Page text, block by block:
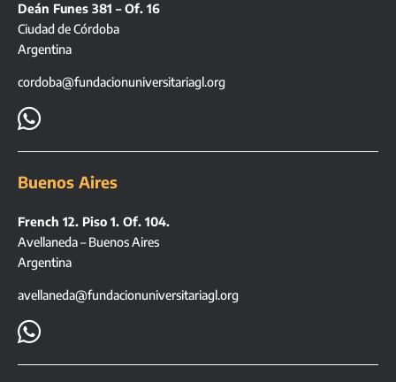
Deán Funes 381 – Of. 16
Ciudad de Córdoba
Argentina
cordoba@fundacionuniversitariagl.org

Buenos Aires
French 12. Piso 1. Of. 104.
Avellaneda – Buenos Aires
Argentina
avellaneda@fundacionuniversitariagl.org
